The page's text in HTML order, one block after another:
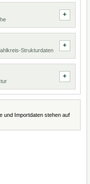
Strukturdaten
und Importdaten stehen auf